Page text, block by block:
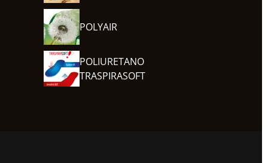
POLYAIR
POLIURETANO
TRASPIRASOFT